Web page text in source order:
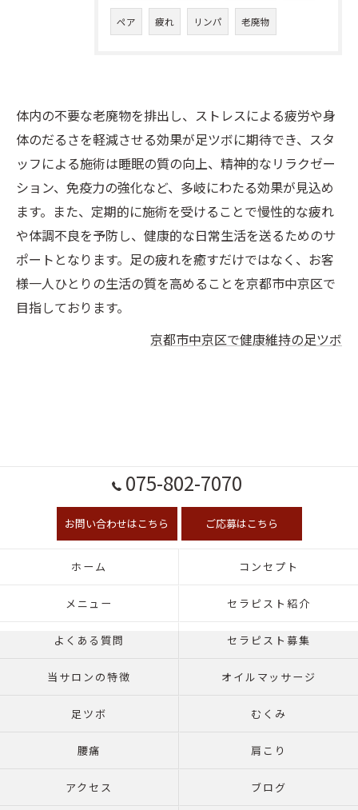
ペア 疲れ リンパ 老廃物
体内の不要な老廃物を排出し、ストレスによる疲労や身
体のだるさを軽減させる効果が足ツボに期待でき、スタ
ッフによる施術は睡眠の質の向上、精神的なリラクゼー
ション、免疫力の強化など、多岐にわたる効果が見込め
ます。また、定期的に施術を受けることで慢性的な疲れ
や体調不良を予防し、健康的な日常生活を送るためのサ
ポートとなります。足の疲れを癒すだけではなく、お客
様一人ひとりの生活の質を高めることを京都市中京区で
目指しております。
京都市中京区で健康維持の足ツボ
075-802-7070
お問い合わせはこちら ご応募はこちら
ホーム コンセプト
メニュー セラピスト紹介
よくある質問 セラピスト募集
当サロンの特徴 オイルマッサージ
足ツボ むくみ
腰痛 肩こり
アクセス ブログ